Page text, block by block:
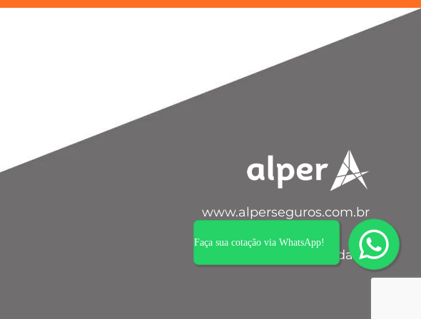
www.alperseguros.com.br
Política de privacidade
Faça sua cotação via WhatsApp!